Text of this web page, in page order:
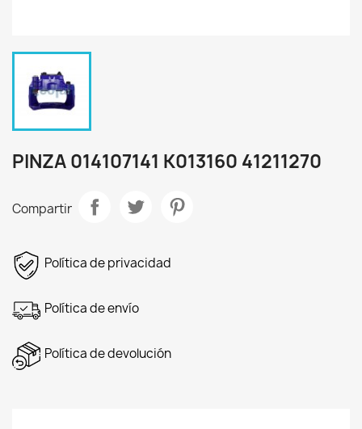
PINZA 014107141 K013160 41211270
Compartir
Política de privacidad
Política de envío
Política de devolución